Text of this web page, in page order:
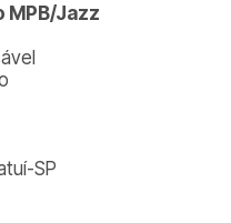
MPB/Jazz
SP